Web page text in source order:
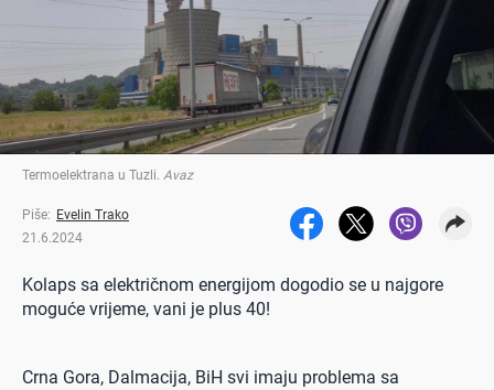
Termoelektrana u Tuzli. Avaz
Piše: Evelin Trako
21.6.2024
Kolaps sa električnom energijom dogodio se u najgore
moguće vrijeme, vani je plus 40!
Crna Gora, Dalmacija, BiH svi imaju problema sa